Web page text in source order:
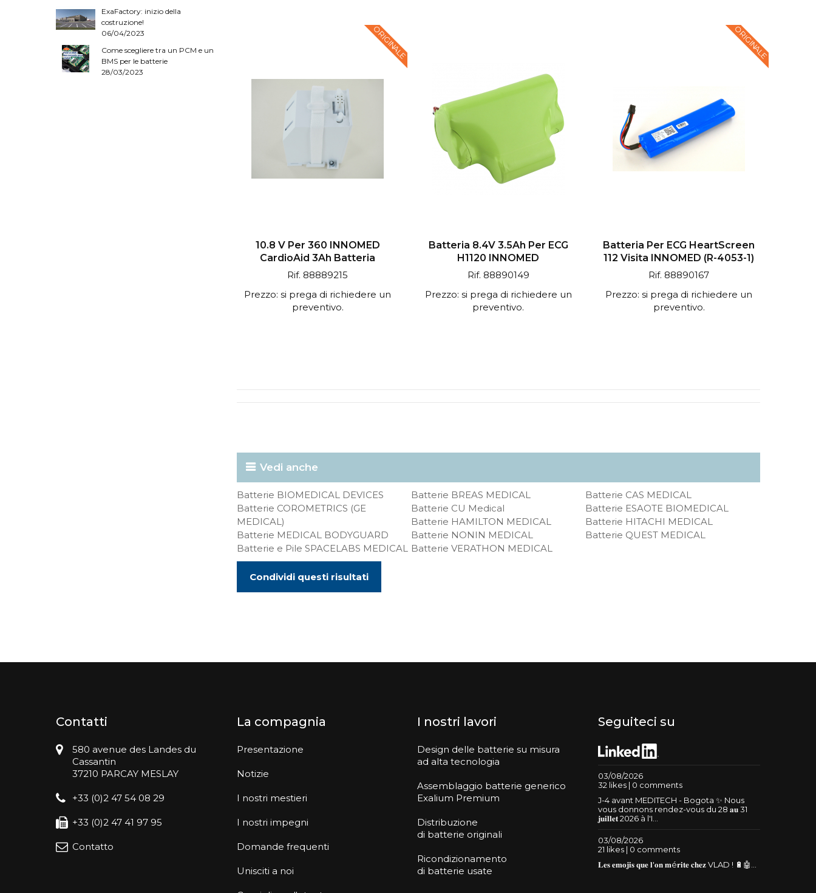
ExaFactory: inizio della
costruzione!
06/04/2023
Come scegliere tra un PCM e un
BMS per le batterie
28/03/2023
ORIGINALE
10.8 V Per 360 INNOMED
CardioAid 3Ah Batteria
Rif. 88889215
Prezzo: si prega di richiedere un
preventivo.
Batteria 8.4V 3.5Ah Per ECG
H1120 INNOMED
Rif. 88890149
Prezzo: si prega di richiedere un
preventivo.
ORIGINALE
Batteria Per ECG HeartScreen
112 Visita INNOMED (R-4053-1)
Rif. 88890167
Prezzo: si prega di richiedere un
preventivo.
Vedi anche
Batterie BIOMEDICAL DEVICES Batterie BREAS MEDICAL
Batterie CAS MEDICAL
Batterie COROMETRICS (GE
MEDICAL)
Batterie CU Medical
Batterie ESAOTE BIOMEDICAL
Batterie HAMILTON MEDICAL
Batterie HITACHI MEDICAL
Batterie MEDICAL BODYGUARD
Batterie NONIN MEDICAL
Batterie QUEST MEDICAL
Batterie e Pile SPACELABS MEDICAL Batterie VERATHON MEDICAL
Condividi questi risultati
Contatti
580 avenue des Landes du
Cassantin
37210 PARCAY MESLAY
+33 (0)2 47 54 08 29
+33 (0)2 47 41 97 95
Contatto
La compagnia
Presentazione
Notizie
I nostri mestieri
I nostri impegni
Domande frequenti
Unisciti a noi
I nostri lavori
Design delle batterie su misura
ad alta tecnologia
Assemblaggio batterie generico
Exalium Premium
Distribuzione
di batterie originali
Ricondizionamento
di batterie usate
Seguiteci su
03/08/2026
32 likes | 0 comments
J-4 avant MEDITECH - Bogota ✨ Nous
vous donnons rendez-vous du 28 𝐚𝐮 31
𝐣𝐮𝐢𝐥𝐥𝐞𝐭 2026 à l'I...
03/08/2026
21 likes | 0 comments
𝐋𝐞𝐬 𝐞𝐦𝐨𝐣𝐢𝐬 𝐪𝐮𝐞 𝐥'𝐨𝐧 𝐦é𝐫𝐢𝐭𝐞 𝐜𝐡𝐞𝐳 VLAD ! 🔋🤖...